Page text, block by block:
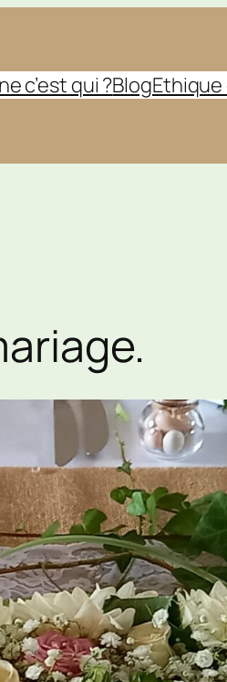
c’est qui ?BlogEthique